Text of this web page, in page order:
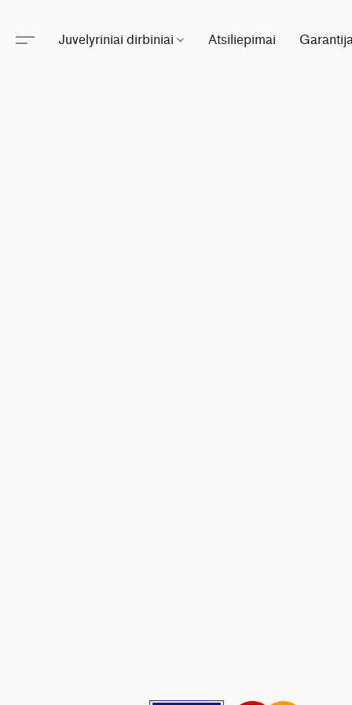
Juvelyriniai dirbiniai Atsiliepimai